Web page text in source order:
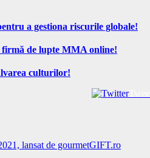
a gestiona riscurile globale!
firmă de lupte MMA online!
culturilor!
Tweet
lansat de gourmetGIFT.ro